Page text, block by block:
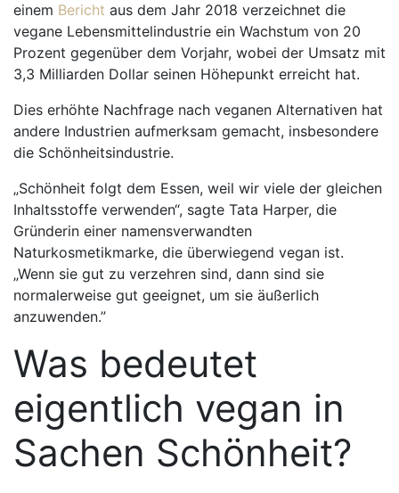
einem Bericht aus dem Jahr 2018 verzeichnet die
vegane Lebensmittelindustrie ein Wachstum von 20
Prozent gegenüber dem Vorjahr, wobei der Umsatz mit
3,3 Milliarden Dollar seinen Höhepunkt erreicht hat.
Dies erhöhte Nachfrage nach veganen Alternativen hat
andere Industrien aufmerksam gemacht, insbesondere
die Schönheitsindustrie.
„Schönheit folgt dem Essen, weil wir viele der gleichen
Inhaltsstoffe verwenden“, sagte Tata Harper, die
Gründerin einer namensverwandten
Naturkosmetikmarke, die überwiegend vegan ist.
„Wenn sie gut zu verzehren sind, dann sind sie
normalerweise gut geeignet, um sie äußerlich
anzuwenden.”
Was bedeutet
eigentlich vegan in
Sachen Schönheit?